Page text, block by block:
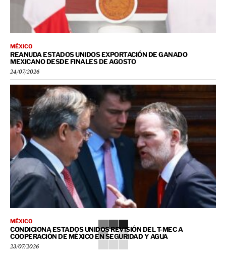
MÉXICO
REANUDA ESTADOS UNIDOS EXPORTACIÓN DE GANADO
MEXICANO DESDE FINALES DE AGOSTO
24/07/2026
MÉXICO
CONDICIONA ESTADOS UNIDOS REVISIÓN DEL T-MEC A
COOPERACIÓN DE MÉXICO EN SEGURIDAD Y AGUA
23/07/2026